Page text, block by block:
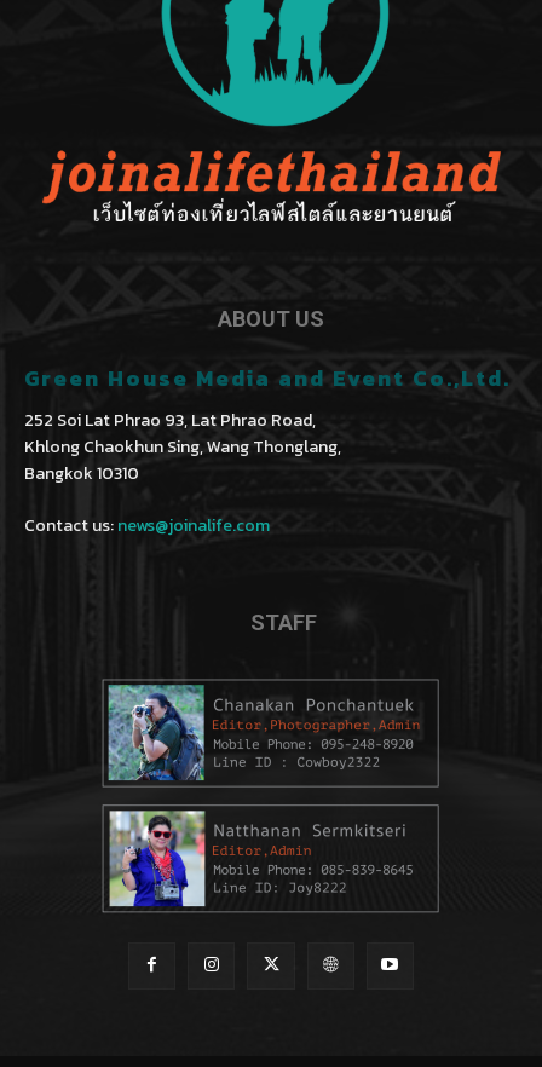
ABOUT US
Green House Media and Event Co.,Ltd.
252 Soi Lat Phrao 93, Lat Phrao Road,
Khlong Chaokhun Sing, Wang Thonglang,
Bangkok 10310
Contact us:news@joinalife.com
STAFF